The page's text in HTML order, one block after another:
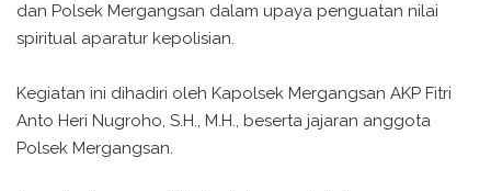
dan Polsek Mergangsan dalam upaya penguatan nilai
spiritual aparatur kepolisian.
Kegiatan ini dihadiri oleh Kapolsek Mergangsan AKP Fitri
Anto Heri Nugroho, S.H., M.H., beserta jajaran anggota
Polsek Mergangsan.